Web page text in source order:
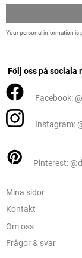
Your personal information is
Följ oss på sociala
Facebook:
Instagram:
Pinterest:
Mina sidor
Kontakt
Om oss
Frågor & svar